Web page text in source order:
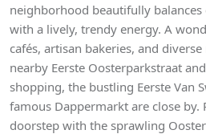
neighborhood beautifully balances
with a lively, trendy energy. A
cafés, artisan bakeries, and
nearby Eerste Oosterparkstraat
shopping, the bustling Eerste Van
famous Dappermarkt are close
doorstep with the sprawling